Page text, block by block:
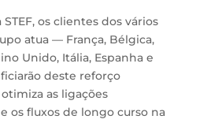
os clientes dos vários
atua — França, Bélgica,
Unido, Itália, Espanha e
deste reforço
as ligações
os fluxos de longo curso na